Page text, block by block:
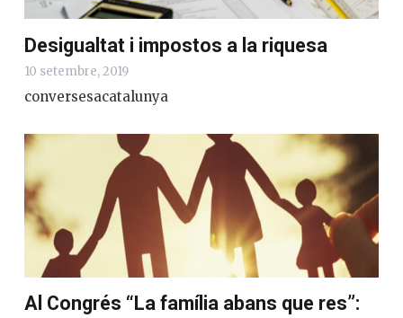
Desigualtat i impostos a la riquesa
10 setembre, 2019
conversesacatalunya
Al Congrés “La família abans que res”: